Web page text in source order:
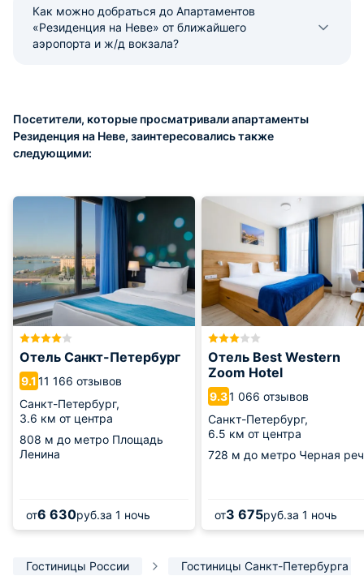
Как можно добраться до Апартаментов
«Резиденция на Неве» от ближайшего
аэропорта и ж/д вокзала?
Посетители, которые просматривали апартаменты
Резиденция на Неве, заинтересовались также
следующими:
Отель Санкт-Петербург
9.111 166 отзывов
Санкт-Петербург,
3.6 км от центра
808 м до метро Площадь
Ленина
от6 630руб.за 1 ночь
Отель Best Western
Zoom Hotel
9.31 066 отзывов
Санкт-Петербург,
6.5 км от центра
728 м до метро Черная
от3 675руб.за 1 ночь
Гостиницы России Гостиницы Санкт-Петербурга